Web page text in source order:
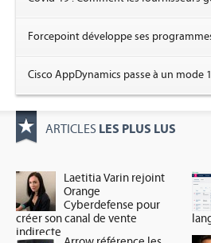
Forcepoint développe ses
Cisco AppDynamics passe à un mode
ARTICLES LES PLUS LUS
Laetitia Varin rejoint
Orange
Cyberdefense pour
créer son canal de vente
indirecte